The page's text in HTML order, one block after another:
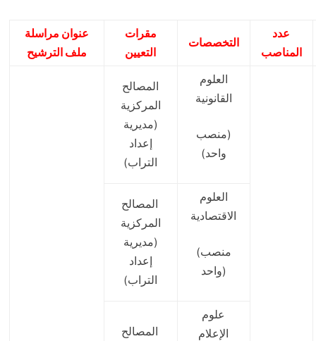
عنوان مراسلة
ملف الترشيح
مقرات
التعيين
التخصصات
عدد
المناصب
المصالح
المركزية
(مديرية
إعداد
التراب)
العلوم
القانونية
(منصب
واحد)
المصالح
المركزية
(مديرية
إعداد
التراب)
العلوم
الاقتصادية
(منصب
واحد)
المصالح
علوم
الإعلام